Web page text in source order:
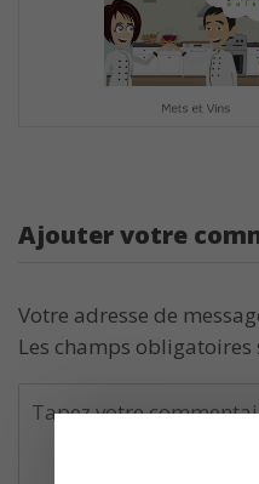
Ajouter votre
Votre adresse de
Les champs